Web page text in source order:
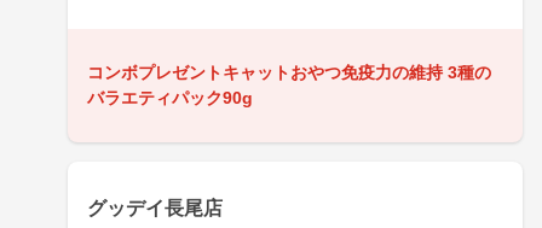
コンボプレゼントキャットおやつ免疫力の維持 3種の
バラエティパック90g
グッデイ長尾店